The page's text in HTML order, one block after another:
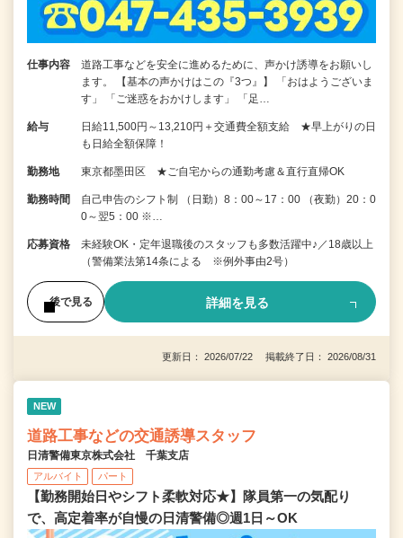
仕事内容
道路工事などを安全に進めるために、声かけ誘導をお願いし
ます。 【基本の声かけはこの『3つ』】 「おはようございま
す」 「ご迷惑をおかけします」 「足…
給与
日給11,500円～13,210円＋交通費全額支給 ★早上がりの日
も日給全額保障！
勤務地 東京都墨田区 ★ご自宅からの通勤考慮＆直行直帰OK
勤務時間
自己申告のシフト制 （日勤）8：00～17：00 （夜勤）20：0
0～翌5：00 ※…
応募資格
未経験OK・定年退職後のスタッフも多数活躍中♪／18歳以上
（警備業法第14条による ※例外事由2号）
後で見る 詳細を見る
更新日： 2026/07/22 掲載終了日： 2026/08/31
NEW
道路工事などの交通誘導スタッフ
日清警備東京株式会社 千葉支店
アルバイト パート
【勤務開始日やシフト柔軟対応★】隊員第一の気配り
で、高定着率が自慢の日清警備◎週1日～OK